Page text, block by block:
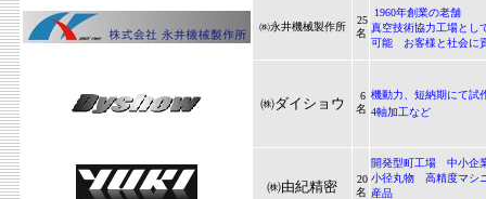
㈱永井機械製作所
25
名
1960年創業の老舗
真空技術協力工場とし
可能 お客様と社会に
㈱ダイショウ
6
名
機動力、短納期にて試
4軸加工など
㈱由紀精密
20
名
開発型町工場 中小企
小径丸物 高精度マシ
産品